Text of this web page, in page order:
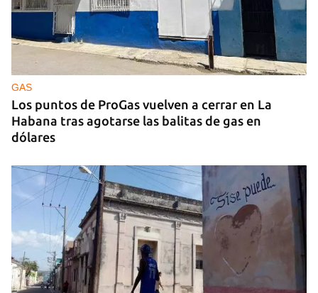
IA
China lanza una organización internacional de
gobernanza de la IA con 29 países, entre ellos
Cuba
GAS
Los puntos de ProGas vuelven a cerrar en La
Habana tras agotarse las balitas de gas en
dólares